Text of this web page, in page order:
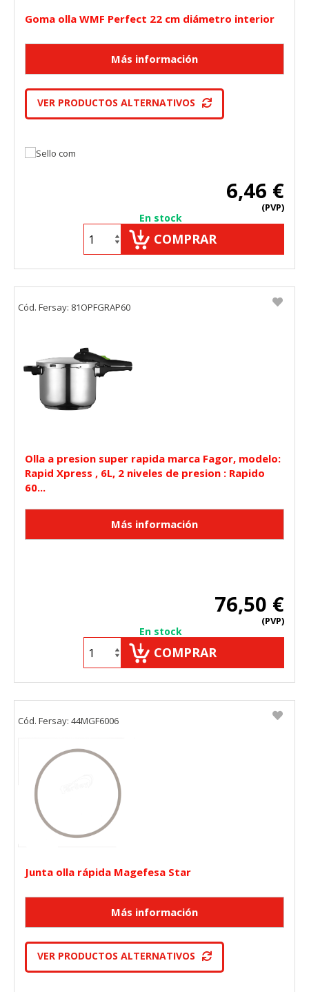
Goma olla WMF Perfect 22 cm diámetro interior
VER PRODUCTOS ALTERNATIVOS
6,46 €
(PVP)
En stock
COMPRAR
Olla a presion super rapida marca Fagor, modelo:
Rapid Xpress , 6L, 2 niveles de presion : Rapido
60...
76,50 €
(PVP)
En stock
COMPRAR
Cód. Fersay: 81OPFGRAP60
Junta olla rápida Magefesa Star
VER PRODUCTOS ALTERNATIVOS
Cód. Fersay: 44MGF6006